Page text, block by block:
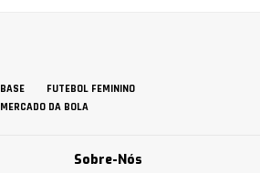
BASE
FUTEBOL FEMININO
MERCADO DA BOLA
Sobre-Nós